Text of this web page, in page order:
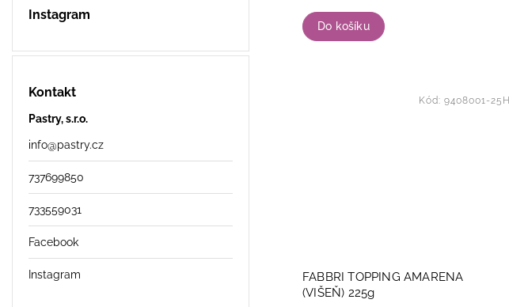
Instagram
Kontakt
Pastry, s.r.o.
info@pastry.cz
737699850
733559031
Facebook
Instagram
Do košíku
FABBRI TOPPING AMARENA
(VIŠEŇ) 225g
Kód: 9408001-25H